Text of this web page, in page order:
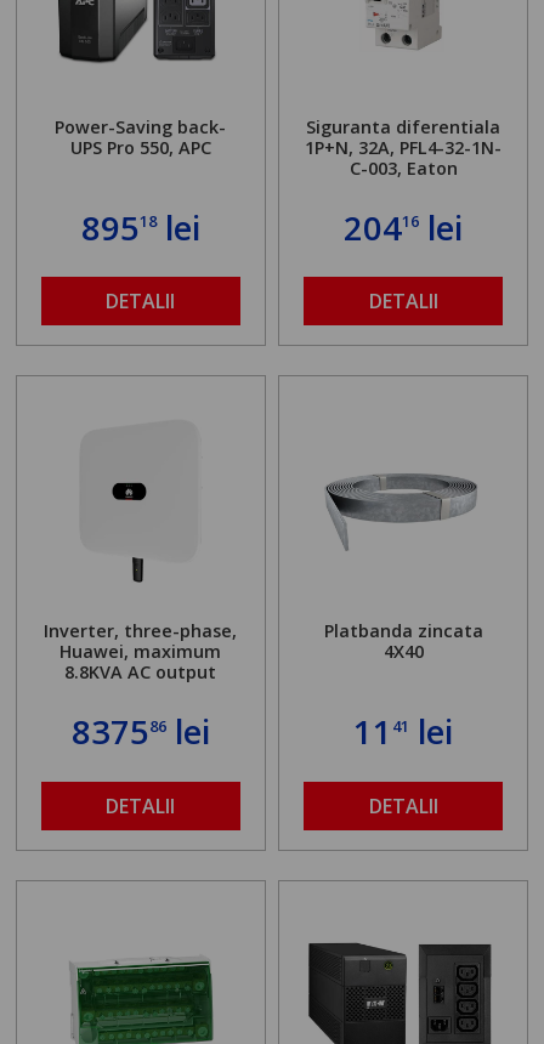
Power-Saving back-
UPS Pro 550, APC
89518lei
DETALII
Siguranta diferentiala
1P+N, 32A, PFL4-32-1N-
C-003, Eaton
20416 lei
DETALII
Inverter, three-phase,
Huawei, maximum
8.8KVA AC output
837586lei
DETALII
Platbanda zincata
4X40
11 41 lei
DETALII